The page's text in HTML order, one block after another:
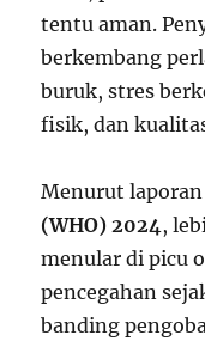
tentu aman.
berkembang
buruk, stres
fisik, dan
Menurut
(WHO) 2024,
menular di picu
pencegahan
banding